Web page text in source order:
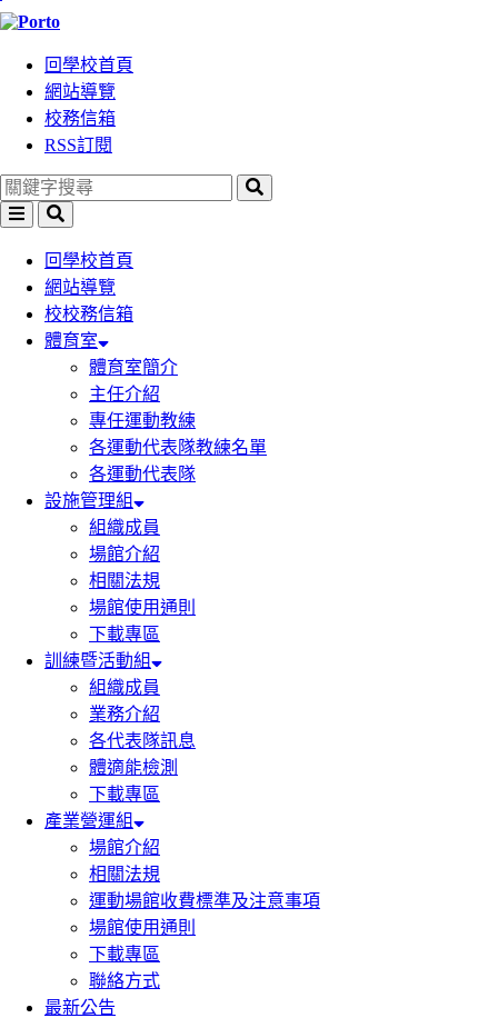
跳
區
塊
回學校首頁
網站導覽
校務信箱
RSS訂閱
選
搜
回學校首頁
網站導覽
校校務信箱
體育室
體育室簡介
主任介紹
專任運動教練
各運動代表隊教練名單
各運動代表隊
設施管理組
組織成員
場館介紹
相關法規
場館使用通則
下載專區
訓練暨活動組
組織成員
業務介紹
各代表隊訊息
體適能檢測
下載專區
產業營運組
場館介紹
相關法規
運動場館收費標準及注意事項
場館使用通則
下載專區
聯絡方式
最新公告